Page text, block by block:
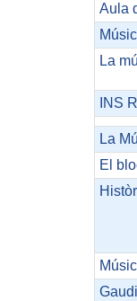
Aula
La
INS
La
El